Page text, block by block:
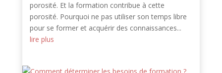
porosité. Et la formation contribue à cette
porosité. Pourquoi ne pas utiliser son temps libre
pour se former et acquérir des connaissances...
lire plus